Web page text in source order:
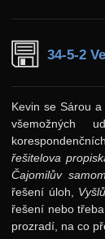
34-5-2
Kevin se Sárou
všemožných
řešitelova
Čajomilův
řešení úloh,
řešení nebo třeba
prozradí, na co
Síň slávy